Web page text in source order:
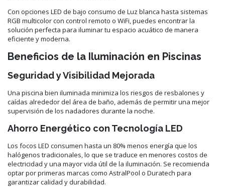
Con opciones LED de bajo consumo de Luz blanca hasta sistemas
RGB multicolor con control remoto o WiFi, puedes encontrar la
solución perfecta para iluminar tu espacio acuático de manera
eficiente y moderna.
Beneficios de la Iluminación en Piscinas
Seguridad y Visibilidad Mejorada
Una piscina bien iluminada minimiza los riesgos de resbalones y
caídas alrededor del área de baño, además de permitir una mejor
supervisión de los nadadores durante la noche.
Ahorro Energético con Tecnología LED
Los focos LED consumen hasta un 80% menos energía que los
halógenos tradicionales, lo que se traduce en menores costos de
electricidad y una mayor vida útil de la iluminación. Se recomienda
optar por primeras marcas como AstralPool o Duratech para
garantizar calidad y durabilidad.